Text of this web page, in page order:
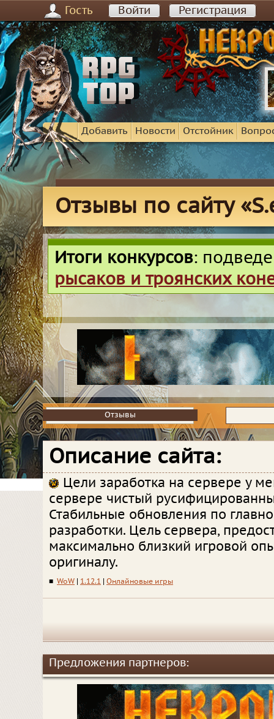
Гость Войти Регистрация
Добавить Новости Отстойник
Отзывы по сайту
Итоги конкурсов:
рысаков и троянских
Отзывы
Отзывы
Описание сайта:
Цели заработка на сервере у
сервере чистый
Стабильные обновления по
разработки. Цель сервера,
максимально близкий игровой
оригиналу.
■ WoW 1.12.1 Онлайновые игры
Предложения партнеров: